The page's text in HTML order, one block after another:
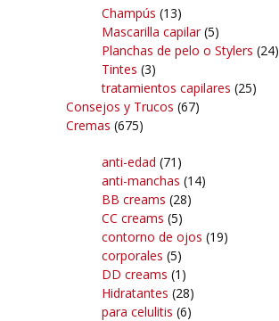
Champús (13)
Mascarilla capilar(5)
Planchas de pelo o Stylers (24)
Tintes (3)
tratamientos capilares (25)
Consejos y Trucos (67)
Cremas (675)
anti-edad (71)
anti-manchas (14)
BB creams (28)
CC creams (5)
contorno de ojos (19)
corporales (5)
DD creams (1)
Hidratantes (28)
para celulitis (6)